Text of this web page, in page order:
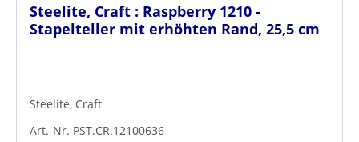
Steelite, Craft : Raspberry 1210 -
Stapelteller mit erhöhten Rand, 25,5 cm
Steelite, Craft
Art.-Nr. PST.CR.12100636